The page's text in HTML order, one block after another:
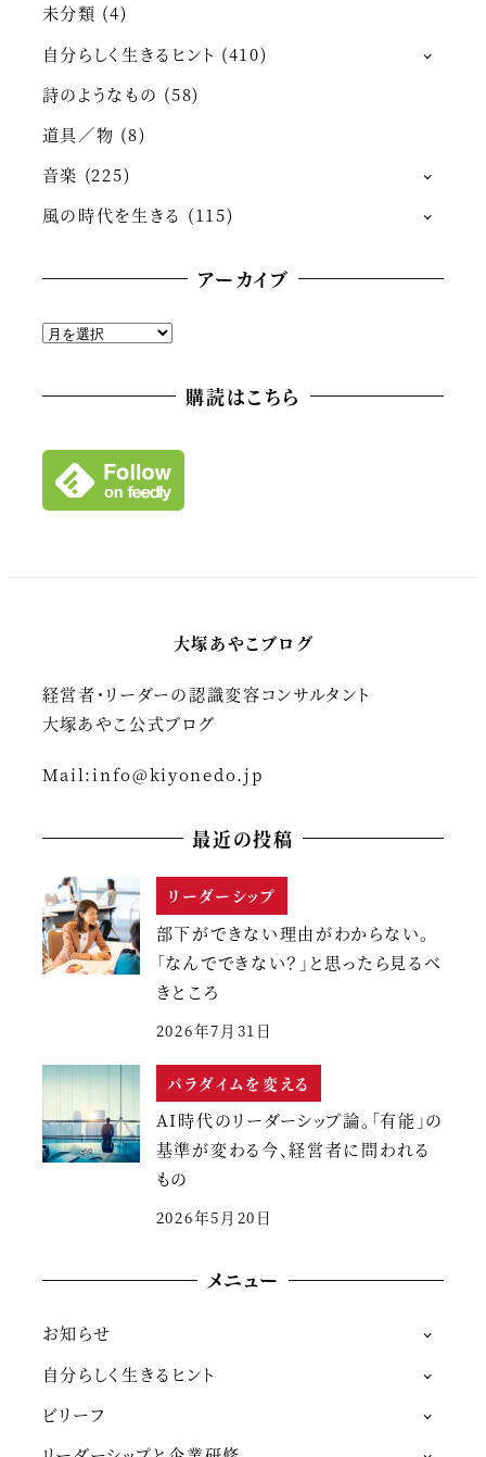
未分類 (4)
自分らしく生きるヒント (410)
詩のようなもの (58)
道具／物 (8)
音楽 (225)
風の時代を生きる (115)
アーカイブ
ア
カ
ブ
購読はこちら
大塚あやこブログ
経営者・リーダーの認識変容コンサルタント
大塚あやこ公式ブログ
Mail:info@kiyonedo.jp
最近の投稿
リーダーシップ
部下ができない理由がわからない。
「なんでできない？」と思ったら見るべ
きところ
2026年7月31日
パラダイムを変える
AI時代のリーダーシップ論。「有能」の
基準が変わる今、経営者に問われる
もの
2026年5月20日
メニュー
お知らせ
自分らしく生きるヒント
ビリーフ